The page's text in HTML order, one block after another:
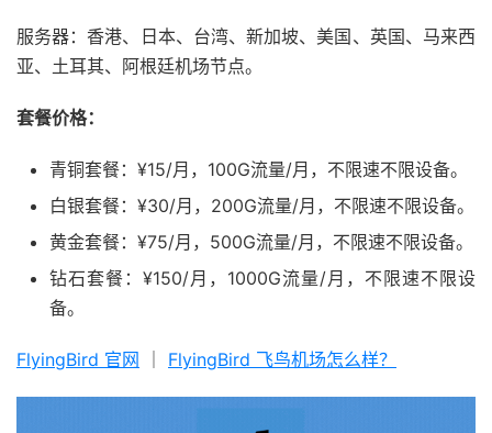
服务器：香港、日本、台湾、新加坡、美国、英国、马来西
亚、土耳其、阿根廷机场节点。
套餐价格：
青铜套餐：¥15/月，100G流量/月，不限速不限设备。
白银套餐：¥30/月，200G流量/月，不限速不限设备。
黄金套餐：¥75/月，500G流量/月，不限速不限设备。
钻石套餐：¥150/月，1000G流量/月，不限速不限设
备。
FlyingBird 官网 FlyingBird 飞鸟机场怎么样？